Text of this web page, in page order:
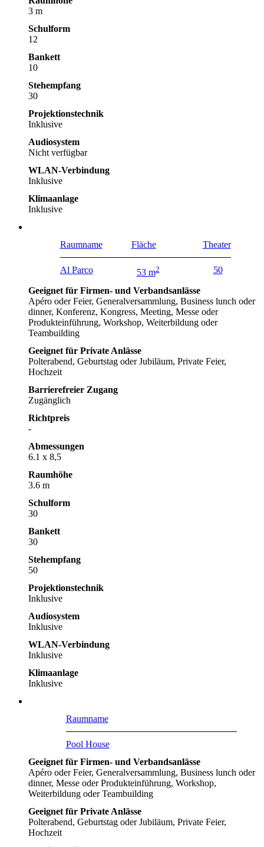
3 m
Schulform
12
Bankett
10
Stehempfang
30
Projektionstechnik
Inklusive
Audiosystem
Nicht verfügbar
WLAN-Verbindung
Inklusive
Klimaanlage
Inklusive
Raumname Fläche Theater
Al Parco 53 m2 50
Geeignet für Firmen- und Verbandsanlässe
Apéro oder Feier, Generalversammlung, Business lunch oder
dinner, Konferenz, Kongress, Meeting, Messe oder
Produkteinführung, Workshop, Weiterbildung oder
Teambuilding
Geeignet für Private Anlässe
Polterabend, Geburtstag oder Jubiläum, Private Feier,
Hochzeit
Barrierefreier Zugang
Zugänglich
Richtpreis
-
Abmessungen
6.1 x 8,5
Raumhöhe
3.6 m
Schulform
30
Bankett
30
Stehempfang
50
Projektionstechnik
Inklusive
Audiosystem
Inklusive
WLAN-Verbindung
Inklusive
Klimaanlage
Inklusive
Raumname
Pool House
Geeignet für Firmen- und Verbandsanlässe
Apéro oder Feier, Generalversammlung, Business lunch oder
dinner, Messe oder Produkteinführung, Workshop,
Weiterbildung oder Teambuilding
Geeignet für Private Anlässe
Polterabend, Geburtstag oder Jubiläum, Private Feier,
Hochzeit